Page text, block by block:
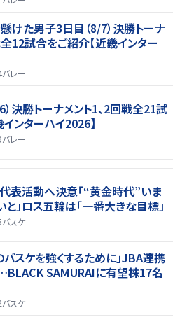
けた男子3日目（8/7）決勝トーナ
全12試合をご紹介【近畿インター
バレー
決勝トーナメント1、2回戦全21試
ンターハイ2026】
バレー
表活動へ決意「“黄金時代”いま
」ロス五輪は「一番大きな目標」
バスケ
スケを強くするために」JBA連携
SAMURAIに有望株17名
バスケ